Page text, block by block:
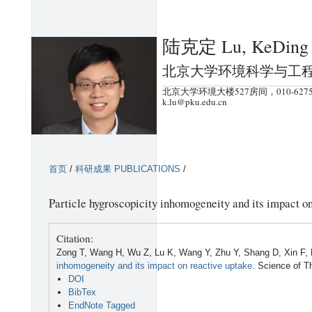
到
页
分
陆克定 Lu, KeDing
北京大学环境科学与工
北京大学环境大楼527房间，010-
k.lu@pku.edu.cn
首页 / 科研成果 PUBLICATIONS /
Particle hygroscopicity inhomogeneity and its impact
Citation:
Zong T, Wang H, Wu Z, Lu K, Wang Y, Zhu Y, Shang D, Xin
inhomogeneity and its impact on reactive uptake. Science of
DOI
BibTex
EndNote Tagged